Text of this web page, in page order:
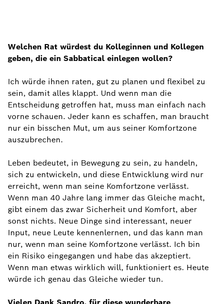
Welchen Rat würdest du Kolleginnen und Kollegen
geben, die ein Sabbatical einlegen wollen?
Ich würde ihnen raten, gut zu planen und flexibel zu
sein, damit alles klappt. Und wenn man die
Entscheidung getroffen hat, muss man einfach nach
vorne schauen. Jeder kann es schaffen, man braucht
nur ein bisschen Mut, um aus seiner Komfortzone
auszubrechen.
Leben bedeutet, in Bewegung zu sein, zu handeln,
sich zu entwickeln, und diese Entwicklung wird nur
erreicht, wenn man seine Komfortzone verlässt.
Wenn man 40 Jahre lang immer das Gleiche macht,
gibt einem das zwar Sicherheit und Komfort, aber
sonst nichts. Neue Dinge sind interessant, neuer
Input, neue Leute kennenlernen, und das kann man
nur, wenn man seine Komfortzone verlässt. Ich bin
ein Risiko eingegangen und habe das akzeptiert.
Wenn man etwas wirklich will, funktioniert es. Heute
würde ich genau das Gleiche wieder tun.